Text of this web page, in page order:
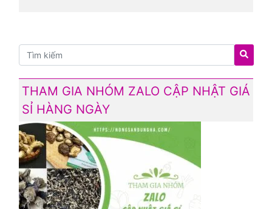
THAM GIA NHÓM ZALO CẬP NHẬT GIÁ
SỈ HÀNG NGÀY